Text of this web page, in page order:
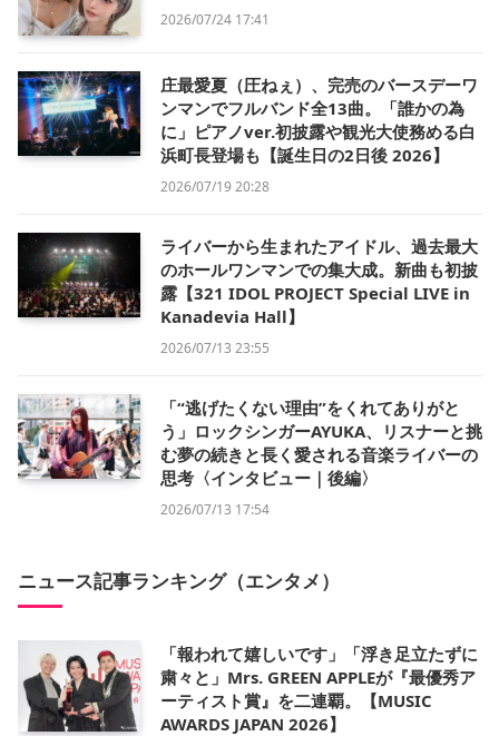
2026/07/24 17:41
庄最愛夏（圧ねぇ）、完売のバースデーワ
ンマンでフルバンド全13曲。「誰かの為
に」ピアノver.初披露や観光大使務める白
浜町長登場も【誕生日の2日後 2026】
2026/07/19 20:28
ライバーから生まれたアイドル、過去最大
のホールワンマンでの集大成。新曲も初披
露【321 IDOL PROJECT Special LIVE in
Kanadevia Hall】
2026/07/13 23:55
「“逃げたくない理由”をくれてありがと
う」ロックシンガーAYUKA、リスナーと挑
む夢の続きと長く愛される音楽ライバーの
思考〈インタビュー｜後編〉
2026/07/13 17:54
ニュース記事ランキング（エンタメ）
「報われて嬉しいです」「浮き足立たずに
粛々と」Mrs. GREEN APPLEが『最優秀ア
ーティスト賞』を二連覇。【MUSIC
AWARDS JAPAN 2026】